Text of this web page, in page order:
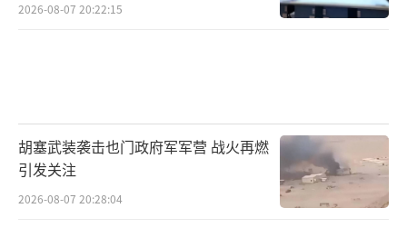
2026-08-07 20:22:15
胡塞武装袭击也门政府军军营 战火再燃
引发关注
2026-08-07 20:28:04